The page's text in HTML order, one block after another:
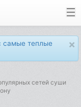
×
самые теплые
сетей суши